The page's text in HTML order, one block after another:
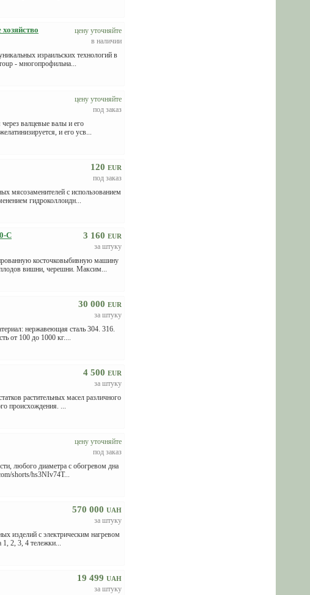
цену уточняйте
в наличии
израильских технологий в
- многопрофильна...
цену уточняйте
под заказ
валцевые валы и его
и его усв...
120 EUR
под заказ
мясозаменителей с использованием
гидроколлоидн...
3 160 EUR
за штуку
C
косточковыбивную машину
вишни, черешни. Максим...
30 000 EUR
за штуку
нержавеющая сталь 304. 316.
от 100 до 1000 кг....
4 500 EUR
за штуку
растительных масел различного
происхождения. ...
цену уточняйте
под заказ
любого диаметра с обогревом дна
shorts/hs3NIv74T...
570 000 UAH
за штуку
изделий с электрическим нагревом
2, 3, 4 тележки...
19 499 UAH
за штуку